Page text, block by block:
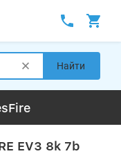
Найти
EV3 8k 7b